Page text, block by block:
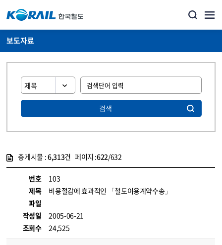
보도자료
검색
총게시물 :6,313건 페이지 :622/632
번호
103
제목
비용절감에 효과적인 「철도이용계약수송」
파일
작성일
2005-06-21
조회수
24,525